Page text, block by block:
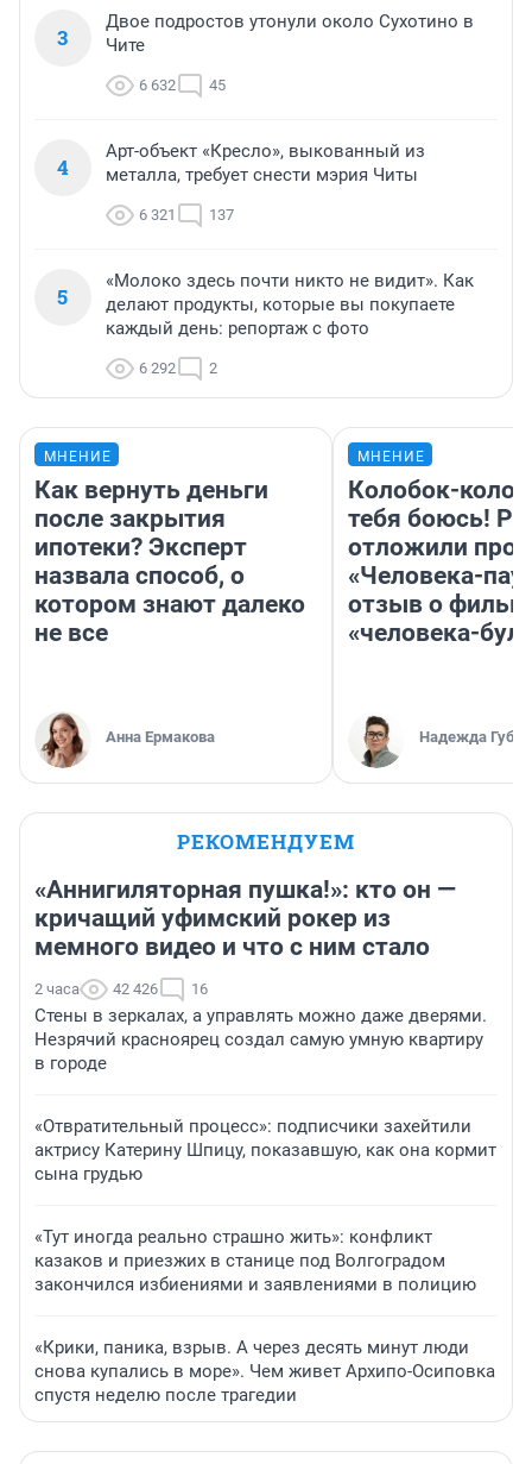
3
Двое подростов утонули около Сухотино в
Чите
6 632 45
4
Арт-объект «Кресло», выкованный из
металла, требует снести мэрия Читы
6 321 137
5
«Молоко здесь почти никто не видит». Как
делают продукты, которые вы покупаете
каждый день: репортаж с фото
6 292 2
МНЕНИЕ
Как вернуть деньги
после закрытия
ипотеки? Эксперт
назвала способ, о
котором знают далеко
не все
Анна Ермакова
МНЕНИЕ
Колобок-
тебя боюсь!
отложили
«Человека-
отзыв о
«человека-
Надежда
РЕКОМЕНДУЕМ
«Аннигиляторная пушка!»: кто он —
кричащий уфимский рокер из
мемного видео и что с ним стало
2 часа 42 426 16
Стены в зеркалах, а управлять можно даже дверями.
Незрячий красноярец создал самую умную квартиру
в городе
«Отвратительный процесс»: подписчики захейтили
актрису Катерину Шпицу, показавшую, как она кормит
сына грудью
«Тут иногда реально страшно жить»: конфликт
казаков и приезжих в станице под Волгоградом
закончился избиениями и заявлениями в полицию
«Крики, паника, взрыв. А через десять минут люди
снова купались в море». Чем живет Архипо-Осиповка
спустя неделю после трагедии